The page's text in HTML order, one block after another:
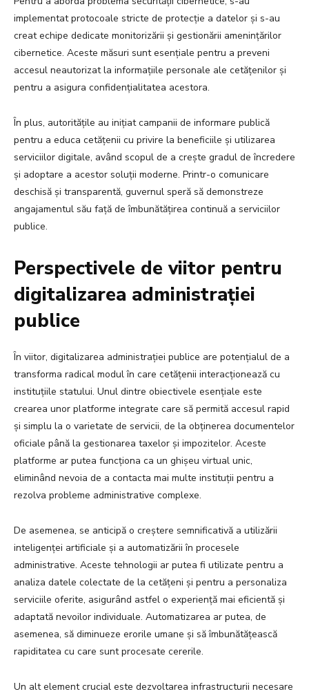
implementat protocoale stricte de protecție a datelor și s-au
creat echipe dedicate monitorizării și gestionării amenințărilor
cibernetice. Aceste măsuri sunt esențiale pentru a preveni
accesul neautorizat la informațiile personale ale cetățenilor și
pentru a asigura confidențialitatea acestora.
În plus, autoritățile au inițiat campanii de informare publică
pentru a educa cetățenii cu privire la beneficiile și utilizarea
serviciilor digitale, având scopul de a crește gradul de încredere
și adoptare a acestor soluții moderne. Printr-o comunicare
deschisă și transparentă, guvernul speră să demonstreze
angajamentul său față de îmbunătățirea continuă a serviciilor
publice.
Perspectivele de viitor pentru
digitalizarea administrației
publice
În viitor, digitalizarea administrației publice are potențialul de a
transforma radical modul în care cetățenii interacționează cu
instituțiile statului. Unul dintre obiectivele esențiale este
crearea unor platforme integrate care să permită accesul rapid
și simplu la o varietate de servicii, de la obținerea documentelor
oficiale până la gestionarea taxelor și impozitelor. Aceste
platforme ar putea funcționa ca un ghișeu virtual unic,
eliminând nevoia de a contacta mai multe instituții pentru a
rezolva probleme administrative complexe.
De asemenea, se anticipă o creștere semnificativă a utilizării
inteligenței artificiale și a automatizării în procesele
administrative. Aceste tehnologii ar putea fi utilizate pentru a
analiza datele colectate de la cetățeni și pentru a personaliza
serviciile oferite, asigurând astfel o experiență mai eficientă și
adaptată nevoilor individuale. Automatizarea ar putea, de
asemenea, să diminueze erorile umane și să îmbunătățească
rapiditatea cu care sunt procesate cererile.
Un alt element crucial este dezvoltarea infrastructurii necesare